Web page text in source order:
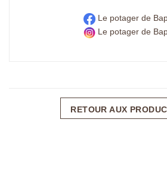
Le potager de
Le potager de
RETOUR AUX